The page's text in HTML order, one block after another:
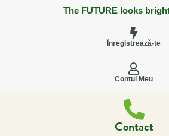
The FUTURE looks
Înregistrează-te
Contul Meu
Contact